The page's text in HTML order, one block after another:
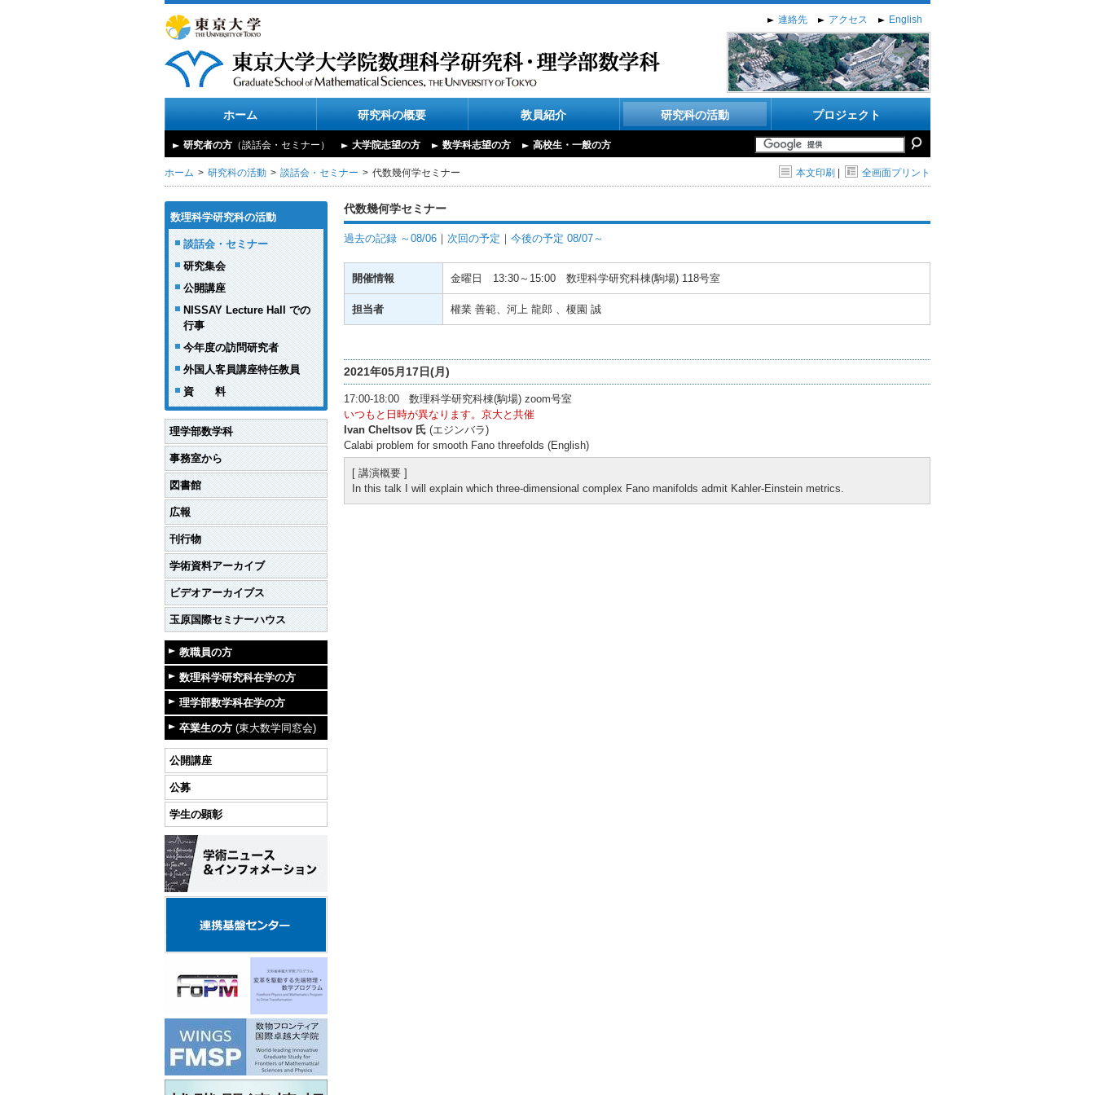
連絡先 アクセス English
ホーム 研究科の概要 教員紹介 研究科の活動 プロジェクト
研究者の方 （談話会・セミナー） 大学院志望の方 数学科志望の方 高校生・一般の方
ホーム 研究科の活動 談話会・セミナー 代数幾何学セミナー 本文印刷 全画面プリント
数理科学研究科の活動
談話会・セミナー
研究集会
公開講座
NISSAY Lecture Hall での
行事
今年度の訪問研究者
外国人客員講座特任教員
資 料
理学部数学科
事務室から
図書館
広報
刊行物
学術資料アーカイブ
ビデオアーカイブス
玉原国際セミナーハウス
教職員の方
数理科学研究科在学の方
理学部数学科在学の方
卒業生の方 (東大数学同窓会)
公開講座
公募
学生の顕彰
代数幾何学セミナー
過去の記録 ～08/06 ｜ 次回の予定 ｜ 今後の予定 08/07～
開催情報 金曜日 13:30～15:00 数理科学研究科棟(駒場) 118号室
担当者 權業 善範、河上 龍郎 、榎園 誠
2021年05月17日(月)
17:00-18:00 数理科学研究科棟(駒場) zoom号室
いつもと日時が異なります。京大と共催
Ivan Cheltsov 氏 (エジンバラ)
Calabi problem for smooth Fano threefolds (English)
[ 講演概要 ]
In this talk I will explain which three-dimensional complex Fano manifolds admit Kahler-Einstein metrics.